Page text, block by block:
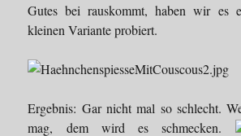
Gutes bei rauskommt, haben wir es
kleinen Variante probiert.
Ergebnis: Gar nicht mal so schlecht.
mag, dem wird es schmecken.